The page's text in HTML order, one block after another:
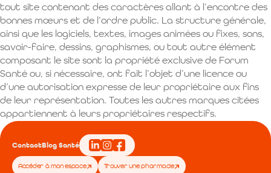
tout site contenant des caractères allant à l’encontre des
bonnes mœurs et de l’ordre public. La structure générale,
ainsi que les logiciels, textes, images animées ou fixes, sons,
savoir-faire, dessins, graphismes, ou tout autre élément
composant le site sont la propriété exclusive de Forum
Santé ou, si nécessaire, ont fait l’objet d’une licence ou
d’une autorisation expresse de leur propriétaire aux fins
de leur représentation. Toutes les autres marques citées
appartiennent à leurs propriétaires respectifs.
ContactBlog Santé
Accéder à mon espace Trouver une pharmacie